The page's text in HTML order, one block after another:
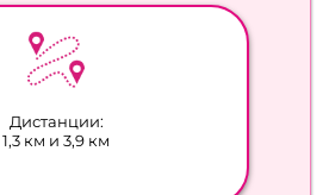
Дистанции:
1,3 км и 3,9 км